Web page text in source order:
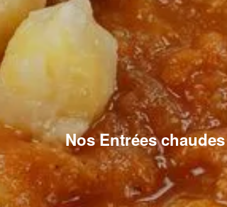
Nos Entrées chaudes